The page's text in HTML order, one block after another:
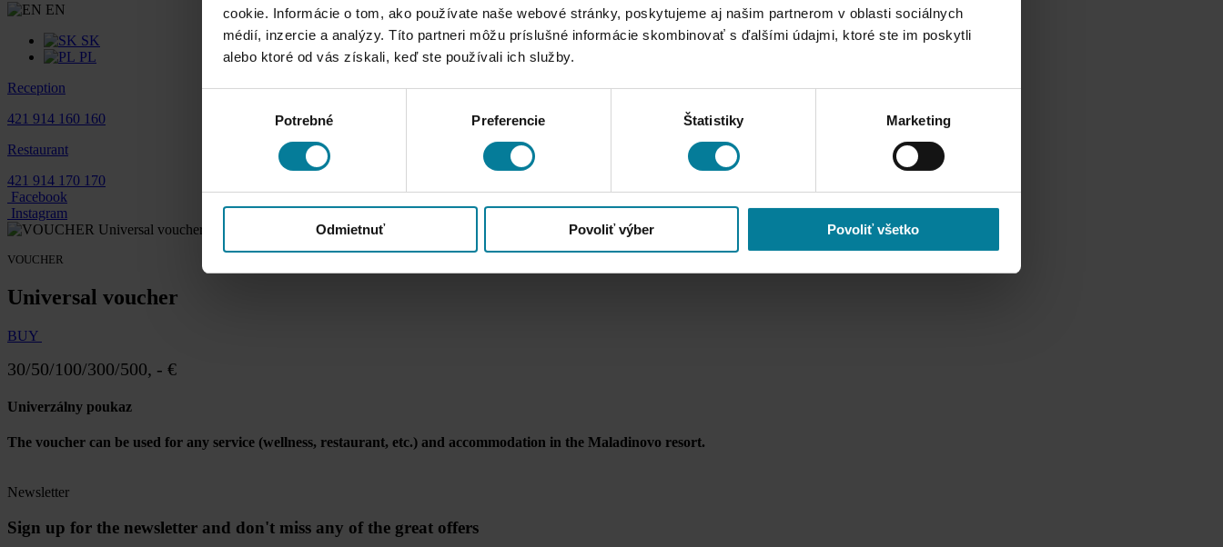
cookie. Informácie o tom, ako používate naše webové stránky, poskytujeme aj našim partnerom v oblasti sociálnych
médií, inzercie a analýzy. Títo partneri môžu príslušné informácie skombinovať s ďalšími údajmi, ktoré ste im poskytli
alebo ktoré od vás získali, keď ste používali ich služby.
Potrebné Preferencie Štatistiky Marketing
Odmietnuť Povoliť výber Povoliť všetko
EN
SK
PL
Reception
421 914 160 160
Restaurant
421 914 170 170
Facebook
Instagram
VOUCHER
Universal voucher
BUY
30/50/100/300/500, - €
Univerzálny poukaz
The voucher can be used for any service (wellness, restaurant, etc.) and accommodation in the Maladinovo resort.
Newsletter
Sign up for the newsletter and don't miss any of the great offers